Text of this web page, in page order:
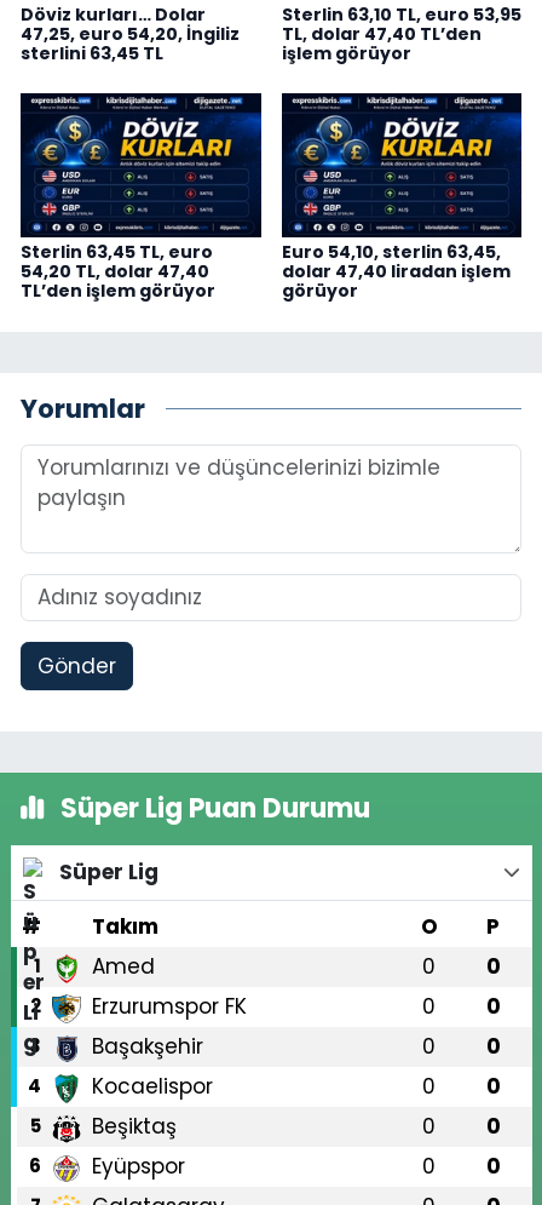
Döviz kurları… Dolar
47,25, euro 54,20, İngiliz
sterlini 63,45 TL
Sterlin 63,10 TL, euro 53,95
TL, dolar 47,40 TL’den
işlem görüyor
Sterlin 63,45 TL, euro
54,20 TL, dolar 47,40
TL’den işlem görüyor
Euro 54,10, sterlin 63,45,
dolar 47,40 liradan işlem
görüyor
Yorumlar
Gönder
Süper Lig Puan Durumu
Süper Lig
#
Takım O P
1 Amed 0 0
2 Erzurumspor FK 0 0
3 Başakşehir 0 0
4 Kocaelispor 0 0
5 Beşiktaş 0 0
6 Eyüpspor 0 0